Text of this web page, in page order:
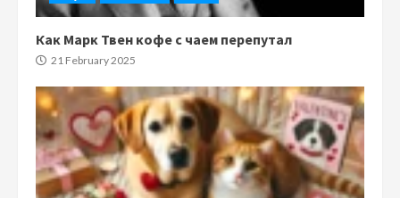
Как Марк Твен кофе с чаем перепутал
21 February 2025